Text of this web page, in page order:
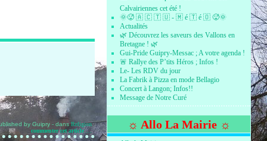
by Guipry - dansReligion
commenter cet article…
Calvairiennes cet été !
🌞🥵 🇦 🇨 🇹 🇺 - 🇲 é 🇹 é 🇴 🥵🌞
Actualités
🌿 Découvrez les saveurs des Vallons en
Bretagne ! 🌿
Gui-Pride Guipry-Messac ; A votre agenda !
🚨 Rallye des P’tits Héros ; Infos !
Le- Les RDV du jour
La Fabrik à Pizza en mode Bellagio
Concert à Langon; Infos!!
Message de Notre Curé
☼ Allo La Mairie ☼